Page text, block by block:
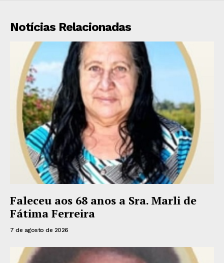
Notícias Relacionadas
Faleceu aos 68 anos a Sra. Marli de
Fátima Ferreira
7 de agosto de 2026